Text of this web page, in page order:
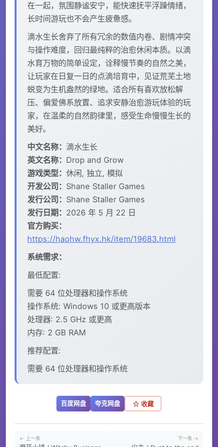
在一起，氛围静谧安宁，能快速抚平浮躁情绪，
长时间游玩也不会产生疲惫感。
滴水生长舍弃了所有冗余的数值内卷、剧情冲突
与操作难度，回归最纯粹的治愈休闲本质。以滴
水育万物的简单设定，诠释慢节奏的自然之美，
让玩家在日复一日的点滴培育中，见证荒芜土地
蜕变为生机盎然的绿地。适合所有喜欢放松解
压、偏爱佛系放置、追求安静治愈游玩体验的玩
家，在温柔的自然韵律里，感受生命慢慢生长的
美好。
中文名称： 滴水生长
英文名称： Drop and Grow
游戏类型： 休闲, 独立, 模拟
开发公司： Shane Staller Games
发行公司： Shane Staller Games
发行日期： 2026 年 5 月 22 日
官方购买：
https://haohw.fhyx.hk/item/19683.html
系统需求：
最低配置:
需要 64 位处理器和操作系统
操作系统: Windows 10 或更高版本
处理器: 2.5 GHz 或更高
内存: 2 GB RAM
推荐配置:
需要 64 位处理器和操作系统
百度网盘 夸克网盘 ☆ 收藏
← 上一条 下一条 →